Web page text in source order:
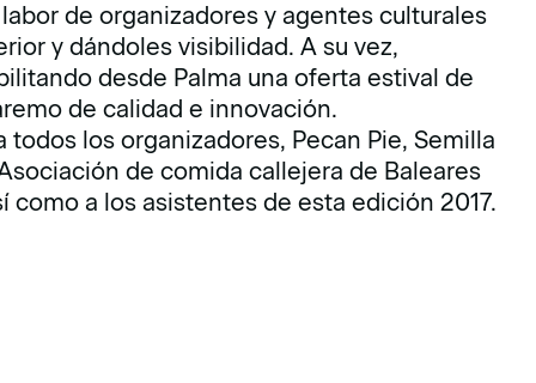
de organizadores y agentes culturales
y dándoles visibilidad. A su vez,
desde Palma una oferta estival de
de calidad e innovación.
los organizadores, Pecan Pie, Semilla
de comida callejera de Baleares
como a los asistentes de esta edición 2017.